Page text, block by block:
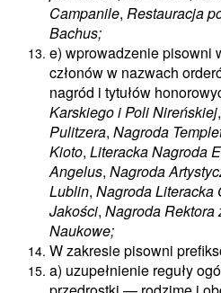
Campanile, Restauracja
Bachus;
e) wprowadzenie pisowni
członów w nazwach
nagród i tytułów
Karskiego i Poli Nireńskiej,
Pulitzera, Nagroda
Kioto, Literacka Nagroda
Angelus, Nagroda
Lublin, Nagroda Literacka
Jakości, Nagroda Rektora
Naukowe;
W zakresie pisowni
a) uzupełnienie reguły